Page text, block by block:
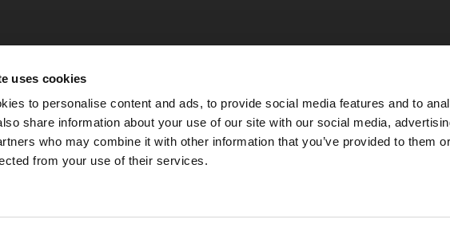
uses cookies
to personalise content and ads, to provide social media features and to
share information about your use of our site with our social media,
who may combine it with other information that you’ve provided to them
from your use of their services.